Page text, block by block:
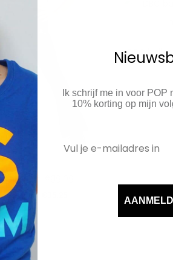
DBC flare legging
€ -
DBC
Ik schrijf me in voor POP
10% korting op mijn